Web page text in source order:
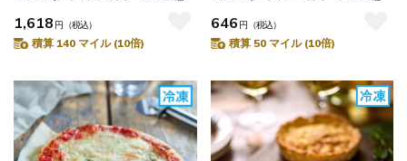
1,618 円 （税込）
積算 140 マイル (10倍)
646 円 （税込）
積算 50 マイル (10倍)